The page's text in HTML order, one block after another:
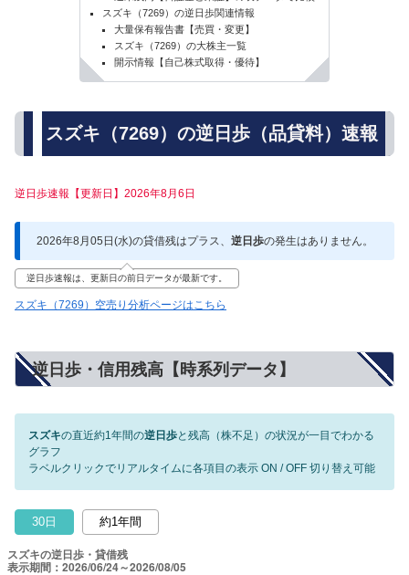
スズキ（7269）の逆日歩関連情報
大量保有報告書【売買・変更】
スズキ（7269）の大株主一覧
開示情報【自己株式取得・優待】
スズキ（7269）の逆日歩（品貸料）速報
逆日歩速報【更新日】2026年8月6日
2026年8月05日(水)の貸借残はプラス、 逆日歩の発生はありません。
逆日歩速報は、更新日の前日データが最新です。
スズキ（7269）空売り分析ページはこちら
逆日歩・信用残高【時系列データ】
スズキの直近約1年間の逆日歩と残高（株不足）の状況が一目でわかる
グラフ
ラベルクリックでリアルタイムに各項目の表示 ON / OFF 切り替え可能
30日 約1年間